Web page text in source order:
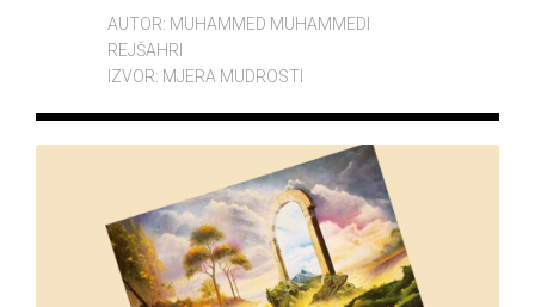
AUTOR: MUHAMMED MUHAMMEDI
REJŠAHRI
IZVOR: MJERA MUDROSTI